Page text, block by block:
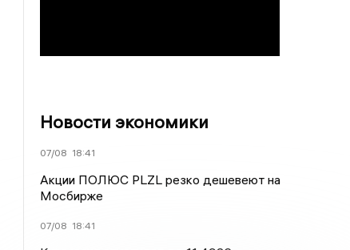
Новости экономики
07/08 18:41
Акции ПОЛЮС PLZL резко дешевеют на
Мосбирже
07/08 18:41